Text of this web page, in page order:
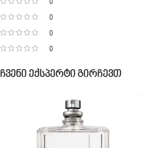
0
0
0
Ჩვენი Ექსპერტი Გირჩევთ